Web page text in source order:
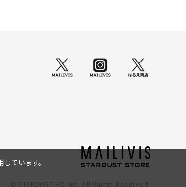
© STARDUST HD. inc. All Rights Reserved.
ています。